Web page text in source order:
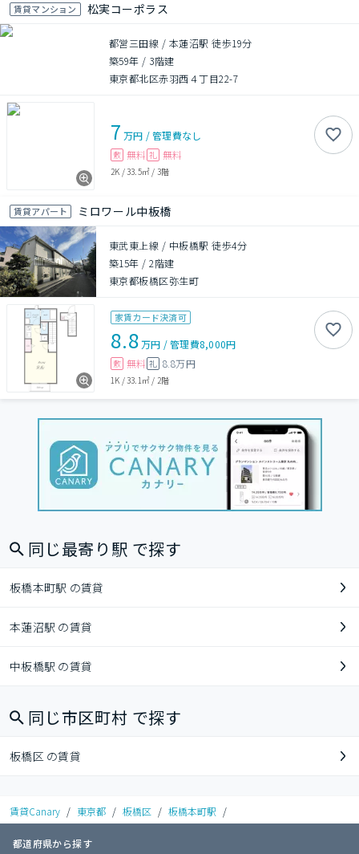
賃貸マンション 松実コーポラス
都営三田線 / 本蓮沼駅 徒歩19分
築59年 / 3階建
東京都北区赤羽西４丁目22-7
7 万円 /管理費なし
敷 無料 礼 無料
2K /33.5㎡ / 3階
賃貸アパート ミロワール中板橋
東武東上線 / 中板橋駅 徒歩4分
築15年 /2階建
東京都板橋区弥生町
家賃カード決済可
8.8万円 /管理費8,000円
敷 無料 礼 8.8万円
1K /33.1㎡ / 2階
同じ最寄り駅 で探す
板橋本町駅 の賃貸
本蓮沼駅 の賃貸
中板橋駅 の賃貸
同じ市区町村 で探す
板橋区 の賃貸
賃貸Canary / 東京都 / 板橋区 / 板橋本町駅 /
都道府県から探す